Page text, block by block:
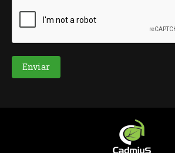
Enviar